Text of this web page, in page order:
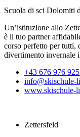
Scuola di sci Dolomiti
Un’istituzione allo
è il tuo partner
corso perfetto per
divertimento invernale
+43 676 976
info@skischule-
www.skischule-
Zettersfeld